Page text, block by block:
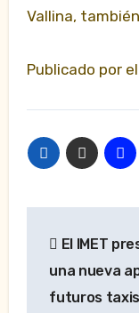
Vallina,
Publicado por
de
El IMET
una nueva
futuros